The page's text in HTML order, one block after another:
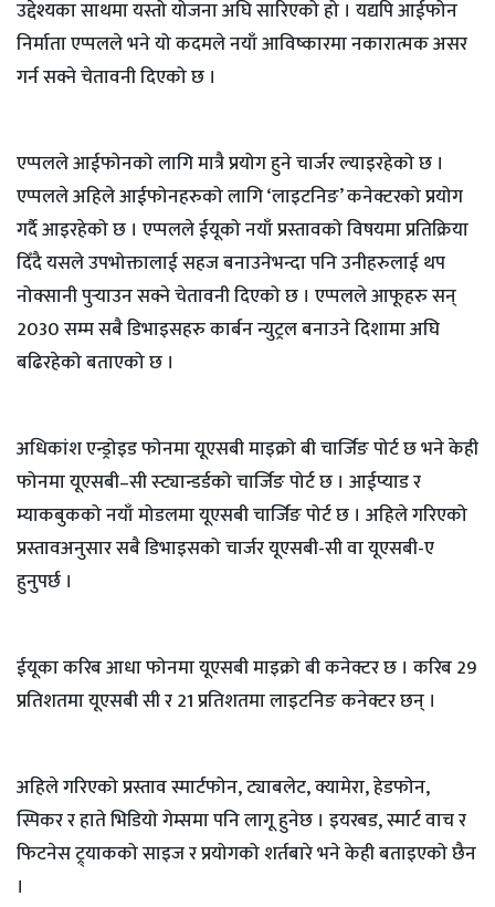
उद्देश्यका साथमा यस्तो योजना अघि सारिएको हो । यद्यपि आईफोन
निर्माता एप्पलले भने यो कदमले नयाँ आविष्कारमा नकारात्मक असर
गर्न सक्ने चेतावनी दिएको छ ।
एप्पलले आईफोनको लागि मात्रै प्रयोग हुने चार्जर ल्याइरहेको छ ।
एप्पलले अहिले आईफोनहरुको लागि ‘लाइटनिङ’ कनेक्टरको प्रयोग
गर्दै आइरहेको छ । एप्पलले ईयूको नयाँ प्रस्तावको विषयमा प्रतिक्रिया
दिँदै यसले उपभोक्तालाई सहज बनाउनेभन्दा पनि उनीहरुलाई थप
नोक्सानी पुर्‍याउन सक्ने चेतावनी दिएको छ । एप्पलले आफूहरु सन्
2030 सम्म सबै डिभाइसहरु कार्बन न्युट्रल बनाउने दिशामा अघि
बढिरहेको बताएको छ ।
अधिकांश एन्ड्रोइड फोनमा यूएसबी माइक्रो बी चार्जिङ पोर्ट छ भने केही
फोनमा यूएसबी–सी स्ट्यान्डर्डको चार्जिङ पोर्ट छ । आईप्याड र
म्याकबुकको नयाँ मोडलमा यूएसबी चार्जिङ पोर्ट छ । अहिले गरिएको
प्रस्तावअनुसार सबै डिभाइसको चार्जर यूएसबी-सी वा यूएसबी-ए
हुनुपर्छ ।
ईयूका करिब आधा फोनमा यूएसबी माइक्रो बी कनेक्टर छ । करिब 29
प्रतिशतमा यूएसबी सी र 21 प्रतिशतमा लाइटनिङ कनेक्टर छन् ।
अहिले गरिएको प्रस्ताव स्मार्टफोन, ट्याबलेट, क्यामेरा, हेडफोन,
स्पिकर र हाते भिडियो गेम्समा पनि लागू हुनेछ । इयरबड, स्मार्ट वाच र
फिटनेस ट्र्याकको साइज र प्रयोगको शर्तबारे भने केही बताइएको छैन
।